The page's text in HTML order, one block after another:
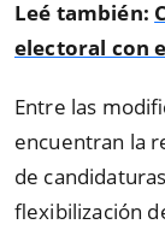
Leé también:
electoral con
Entre las
encuentran la
de
flexibilización